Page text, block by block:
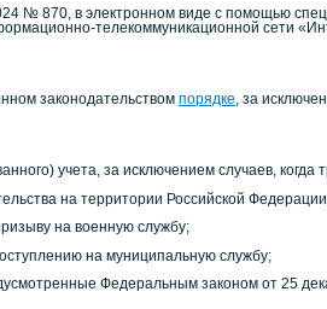
№ 870, в электронном виде с помощью
телекоммуникационной сети
законодательством порядке , за
учета, за исключением случаев, когда
на территории Российской
на военную службу;
на муниципальную службу;
Федеральным законом от 25